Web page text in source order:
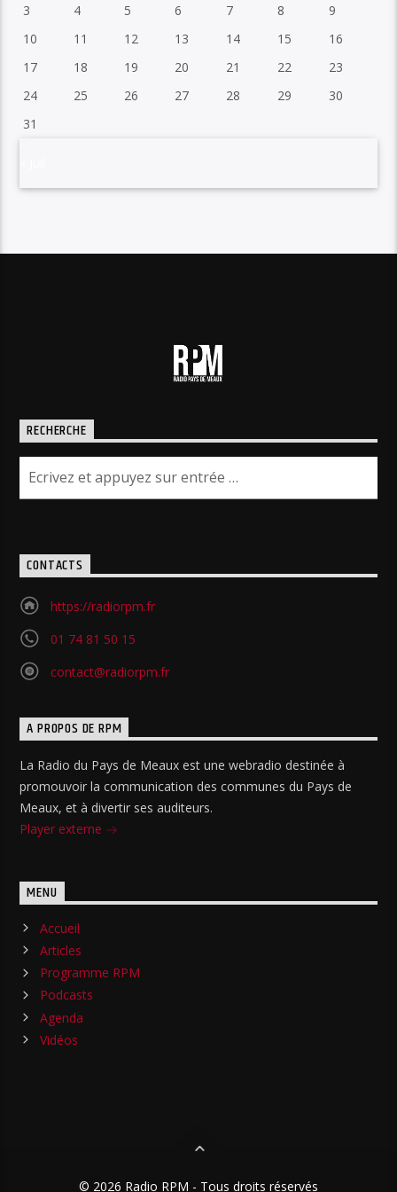
3
4 5 6 7 8
9
10
11 12 13 14 15
16
17
18 19 20 21 22
23
24
25 26 27 28 29
30
31
RECHERCHE
CONTACTS
https://radiorpm.fr
01 74 81 50 15
contact@radiorpm.fr
A PROPOS DE RPM
La Radio du Pays de Meaux est une webradio destinée à
promouvoir la communication des communes du Pays de
Meaux, et à divertir ses auditeurs.
Player externe
MENU
Accueil
Articles
Programme RPM
Podcasts
Agenda
Vidéos
© 2026 Radio RPM - Tous droits réservés